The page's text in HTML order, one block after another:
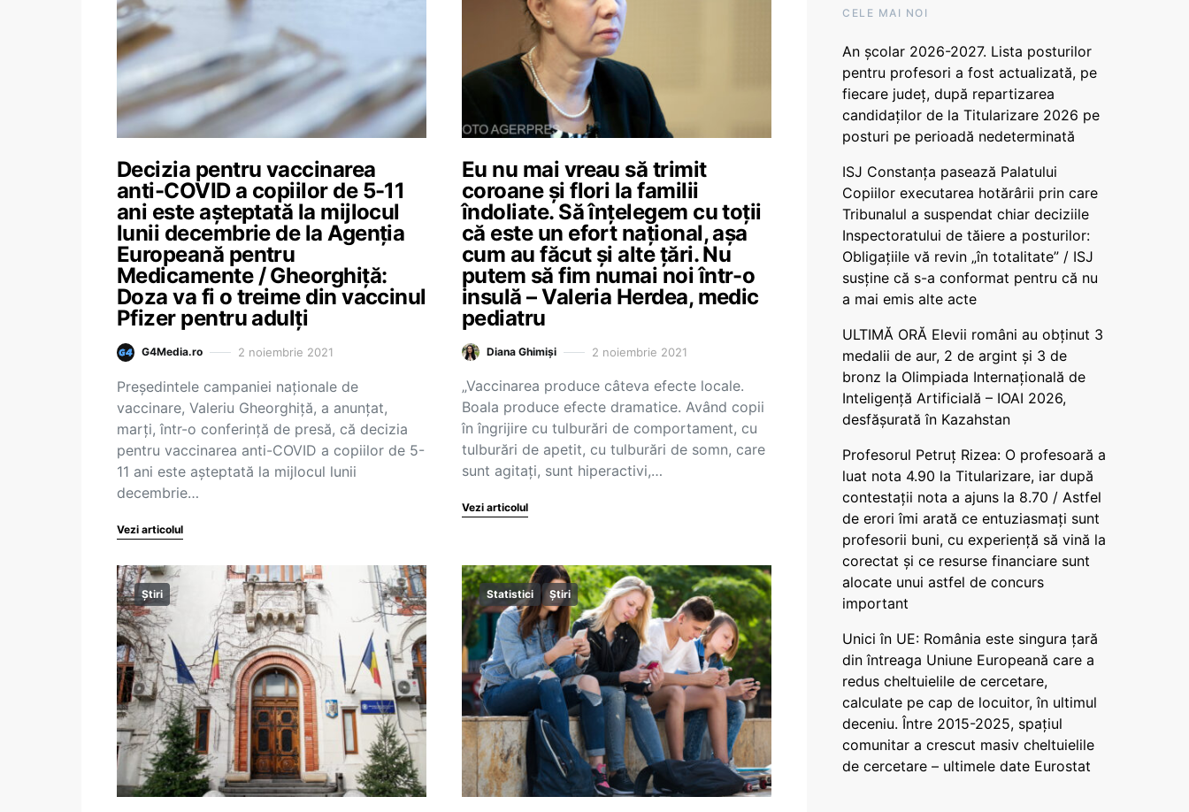
Decizia pentru vaccinarea
anti-COVID a copiilor de 5-11
ani este așteptată la mijlocul
lunii decembrie de la Agenția
Europeană pentru
Medicamente / Gheorghiță:
Doza va fi o treime din vaccinul
Pfizer pentru adulți
G4Media.ro 2 noiembrie 2021
Președintele campaniei naționale de
vaccinare, Valeriu Gheorghiță, a anunțat,
marți, într-o conferință de presă, că decizia
pentru vaccinarea anti-COVID a copiilor de 5-
11 ani este așteptată la mijlocul lunii
decembrie…
Vezi articolul
Eu nu mai vreau să trimit
coroane și flori la familii
îndoliate. Să înțelegem cu toții
că este un efort național, așa
cum au făcut și alte țări. Nu
putem să fim numai noi într-o
insulă – Valeria Herdea, medic
pediatru
Diana Ghimiși 2 noiembrie 2021
„Vaccinarea produce câteva efecte locale.
Boala produce efecte dramatice. Având copii
în îngrijire cu tulburări de comportament, cu
tulburări de apetit, cu tulburări de somn, care
sunt agitați, sunt hiperactivi,…
Vezi articolul
Știri Statistici Știri
CELE MAI NOI
An școlar 2026-2027. Lista posturilor
pentru profesori a fost actualizată, pe
fiecare județ, după repartizarea
candidaților de la Titularizare 2026 pe
posturi pe perioadă nedeterminată
ISJ Constanța pasează Palatului
Copiilor executarea hotărârii prin care
Tribunalul a suspendat chiar deciziile
Inspectoratului de tăiere a posturilor:
Obligațiile vă revin „în totalitate” / ISJ
susține că s-a conformat pentru că nu
a mai emis alte acte
ULTIMĂ ORĂ Elevii români au obținut 3
medalii de aur, 2 de argint și 3 de
bronz la Olimpiada Internațională de
Inteligență Artificială – IOAI 2026,
desfășurată în Kazahstan
Profesorul Petruț Rizea: O profesoară a
luat nota 4.90 la Titularizare, iar după
contestații nota a ajuns la 8.70 / Astfel
de erori îmi arată ce entuziasmați sunt
profesorii buni, cu experiență să vină la
corectat și ce resurse financiare sunt
alocate unui astfel de concurs
important
Unici în UE: România este singura țară
din întreaga Uniune Europeană care a
redus cheltuielile de cercetare,
calculate pe cap de locuitor, în ultimul
deceniu. Între 2015-2025, spațiul
comunitar a crescut masiv cheltuielile
de cercetare – ultimele date Eurostat